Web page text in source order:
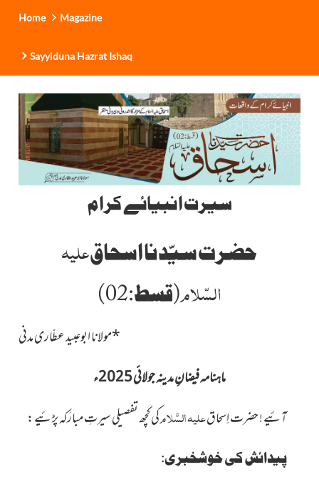
Home Magazine
Sayyiduna Hazrat Ishaq
سیرت انبیائے کرام
حضرت سیّدنا اسحاقعلیہ
السّلام(قسط:02)
*مولانا ابوعبید عطّاری مدنی
ماہنامہ فیضانِ مدینہ جولائی 2025ء
آئیے ! حضرت اِسحاقعلیہ السَّلامکی کچھ تفصیلی سیرتِ مبارَکہ پڑئیے :
پیدائش کی خوشخبری: